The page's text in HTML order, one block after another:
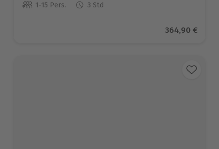
Anzahl der Teilnehmer
1-15 Pers. 3 Std
Aktueller
364,90 €